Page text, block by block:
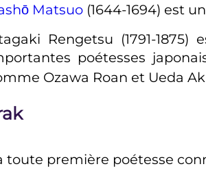
Matsuo(1644-1694) est
Rengetsu (1791-
poétesses
Ozawa Roan et Ueda
toute première poétesse